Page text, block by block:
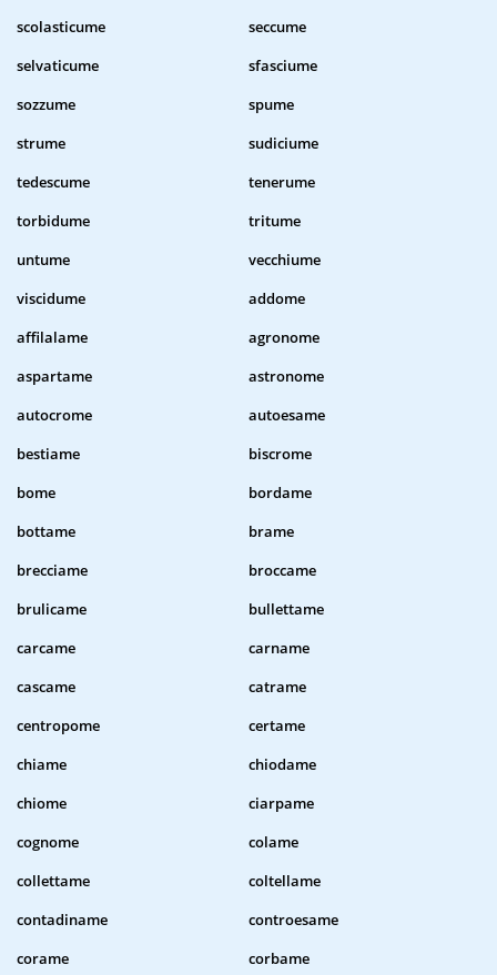
scolasticume
seccume
selvaticume
sfasciume
sozzume
spume
strume
sudiciume
tedescume
tenerume
torbidume
tritume
untume
vecchiume
viscidume
addome
affilalame
agronome
aspartame
astronome
autocrome
autoesame
bestiame
biscrome
bome
bordame
bottame
brame
brecciame
broccame
brulicame
bullettame
carcame
carname
cascame
catrame
centropome
certame
chiame
chiodame
chiome
ciarpame
cognome
colame
collettame
coltellame
contadiname
controesame
corame
corbame